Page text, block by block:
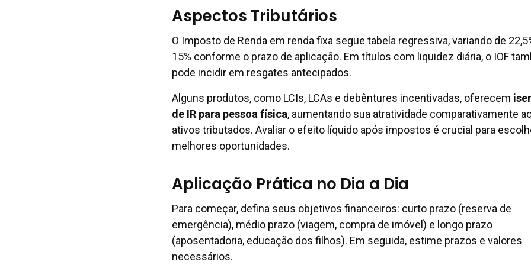
Aspectos Tributários
O Imposto de Renda em renda fixa segue tabela regressiva, variando de
15% conforme o prazo de aplicação. Em títulos com liquidez diária, o IOF
pode incidir em resgates antecipados.
Alguns produtos, como LCIs, LCAs e debêntures incentivadas, oferecem
de IR para pessoa física, aumentando sua atratividade comparativamente
ativos tributados. Avaliar o efeito líquido após impostos é crucial para
melhores oportunidades.
Aplicação Prática no Dia a Dia
Para começar, defina seus objetivos financeiros: curto prazo (reserva de
emergência), médio prazo (viagem, compra de imóvel) e longo prazo
(aposentadoria, educação dos filhos). Em seguida, estime prazos e valores
necessários.